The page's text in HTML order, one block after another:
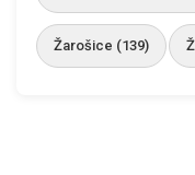
Žarošice (139)